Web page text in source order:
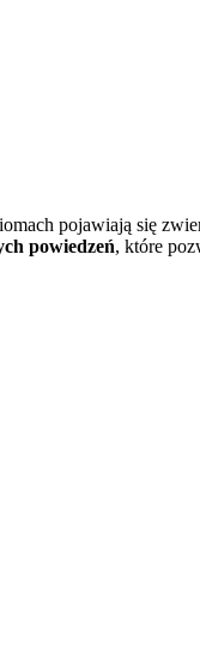
pojawiają się
powiedzeń, które